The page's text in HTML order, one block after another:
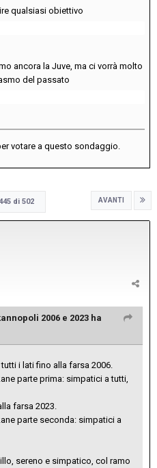
qualsiasi obiettivo
ancora la Juve, ma ci vorrà molto
del passato
votare a questo sondaggio.
AVANTI
di 502
2006 e 2023 ha
i lati fino alla farsa 2006.
parte prima: simpatici a tutti,
farsa 2023.
parte seconda: simpatici a
sereno e simpatico, col ramo